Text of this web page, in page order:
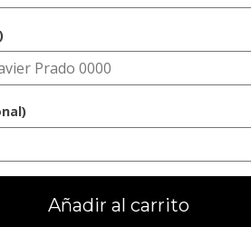
Añadir al carrito